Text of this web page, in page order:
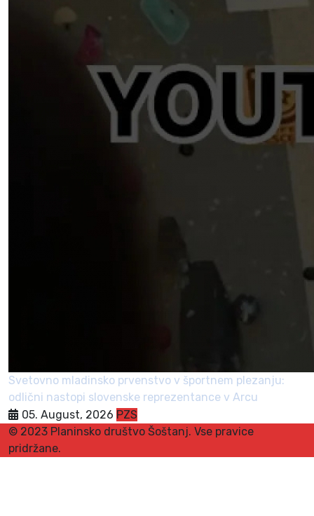
Svetovno mladinsko prvenstvo v športnem plezanju:
odlični nastopi slovenske reprezentance v Arcu
05. August, 2026 PZS
© 2023 Planinsko društvo Šoštanj. Vse pravice
pridržane.